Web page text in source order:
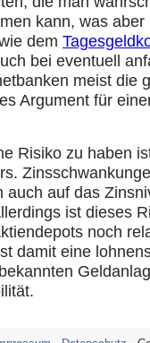
kann, was
dem
bei eventuell
meist die
Argument für
Risiko zu haben
auch auf das
ist dieses
noch
damit eine